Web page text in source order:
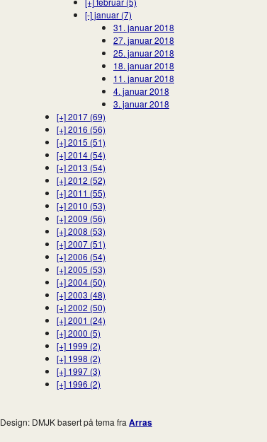
[-]januar (7)
31. januar 2018
27. januar 2018
25. januar 2018
18. januar 2018
11. januar 2018
4. januar 2018
3. januar 2018
[+]2017 (69)
[+]2016 (56)
[+]2015 (51)
[+]2014 (54)
[+]2013 (54)
[+]2012 (52)
[+]2011 (55)
[+]2010 (53)
[+]2009 (56)
[+]2008 (53)
[+]2007 (51)
[+]2006 (54)
[+]2005 (53)
[+]2004 (50)
[+]2003 (48)
[+]2002 (50)
[+]2001 (24)
[+]2000 (5)
[+] 1999 (2)
[+] 1998 (2)
[+] 1997 (3)
[+] 1996 (2)
Design: DMJK basert på tema fra Arras